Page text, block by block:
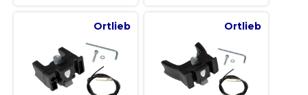
Ortlieb Ortlieb